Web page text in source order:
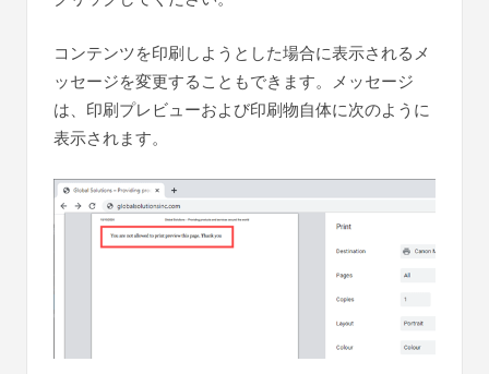
コンテンツを印刷しようとした場合に表示されるメ
ッセージを変更することもできます。メッセージ
は、印刷プレビューおよび印刷物自体に次のように
表示されます。